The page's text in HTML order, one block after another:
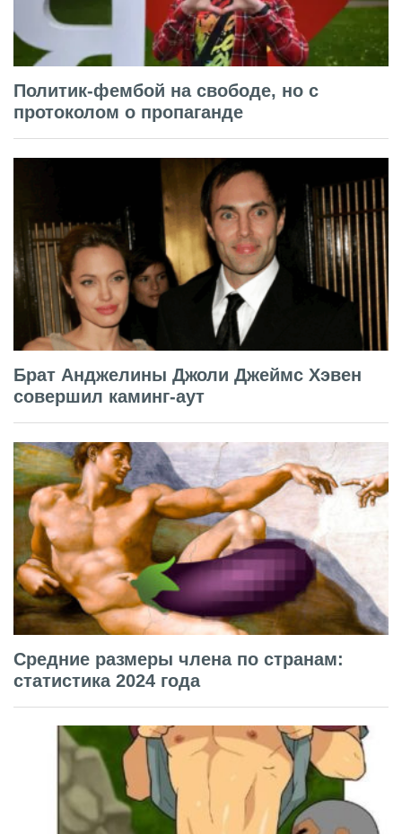
Политик-фембой на свободе, но с
протоколом о пропаганде
Брат Анджелины Джоли Джеймс Хэвен
совершил каминг-аут
Средние размеры члена по странам:
статистика 2024 года